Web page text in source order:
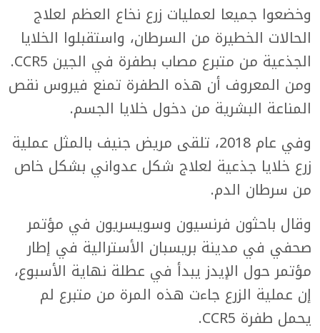
وخضعوا جميعا لعمليات زرع نخاع العظم لعلاج
الحالات الخطيرة من السرطان، واستقبلوا الخلايا
الجذعية من متبرع مصاب بطفرة في الجين CCR5.
ومن المعروف أن هذه الطفرة تمنع فيروس نقص
المناعة البشرية من دخول خلايا الجسم.
وفي عام 2018، تلقى مريض جنيف بالمثل عملية
زرع خلايا جذعية لعلاج شكل عدواني بشكل خاص
من سرطان الدم.
وقال باحثون فرنسيون وسويسريون في مؤتمر
صحفي في مدينة بريسبان الأسترالية في إطار
مؤتمر حول الإيدز يبدأ في عطلة نهاية الأسبوع،
إن عملية الزرع جاءت هذه المرة من متبرع لم
يحمل طفرة CCR5.